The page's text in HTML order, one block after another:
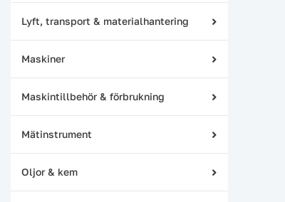
Lyft, transport & materialhantering
Maskiner
Maskintillbehör & förbrukning
Mätinstrument
Oljor & kem